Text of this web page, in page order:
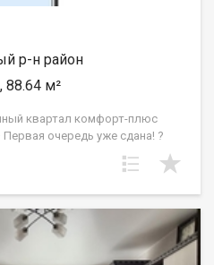
р-н район
88.64 м²
квартал комфорт-плюс
очередь уже сдана! ?
и сразу приступать к
по семейной ипотеке.
уютные дворы и продуманное
атмосферу для жизни
отдыха и безопасности ✅